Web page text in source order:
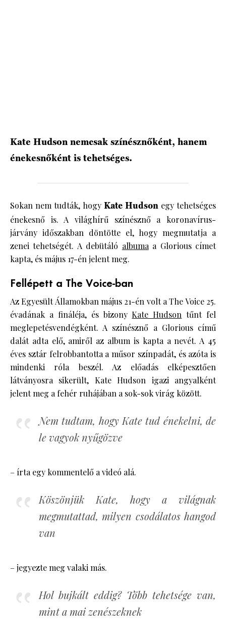
Kate Hudson nemcsak színésznőként, hanem
énekesnőként is tehetséges.
Sokan nem tudták, hogy Kate Hudson egy tehetséges
énekesnő is. A világhírű színésznő a koronavírus-
járvány időszakban döntötte el, hogy megmutatja a
zenei tehetségét. A debütáló albumaa Glorious címet
kapta, és május 17-én jelent meg.
Fellépett a The Voice-ban
Az Egyesült Államokban május 21-én volt a The Voice 25.
évadának a fináléja, és bizonyKate Hudson tűnt fel
meglepetésvendégként. A színésznő a Glorious című
dalát adta elő, amiről az album is kapta a nevét. A 45
éves sztár felrobbantotta a műsor színpadát, és azóta is
mindenki róla beszél. Az előadás elképesztően
látványosra sikerült, Kate Hudson igazi angyalként
jelent meg a fehér ruhájában a sok-sok virág között.
Nem tudtam, hogy Kate tud énekelni, de
le vagyok nyűgözve
– írta egy kommentelő a videó alá.
Köszönjük Kate, hogy a világnak
megmutattad, milyen csodálatos hangod
van
– jegyezte meg valaki más.
Hol bujkált eddig? Több tehetsége van,
mint a mai zenészeknek